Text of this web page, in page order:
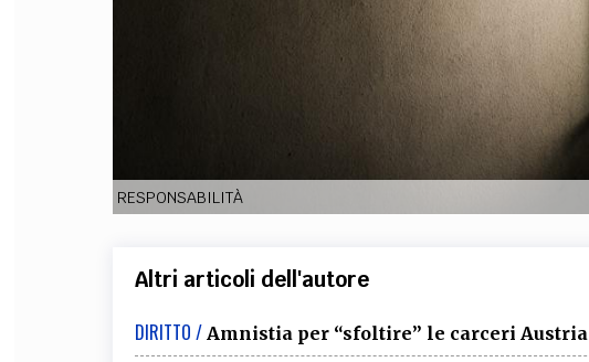
RESPONSABILITÀ
Altri articoli dell'autore
DIRITTO / Amnistia per “sfoltire” le carceri Austria